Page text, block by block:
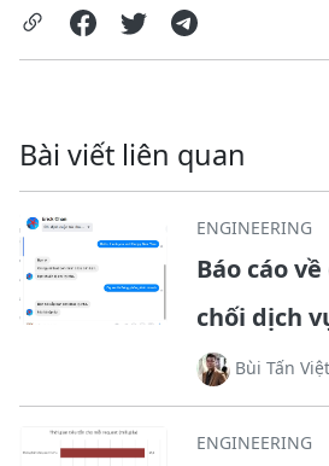
Bài viết liên quan
ENGINEERING
Báo cáo
chối dịch
Bùi Tấn
ENGINEERING